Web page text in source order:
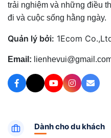
trải nghiệm và những điều
đi và cuộc sống hằng ngày.
Quản lý bởi: 1Ecom
Email:
Dành cho du khách